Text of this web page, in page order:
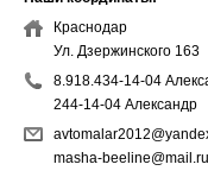
Краснодар
Ул. Дзержинского 163
8.918.434-14-04
244-14-04 Александр
masha-beeline@mail.ru